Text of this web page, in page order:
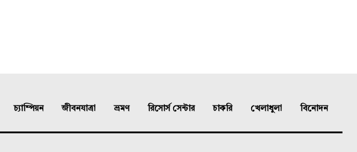
চ্যাম্পিয়ন জীবনযাত্রা ভ্রমণ রিসোর্স সেন্টার চাকরি খেলাধুলা বিনোদন